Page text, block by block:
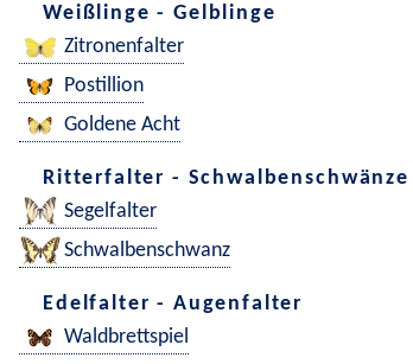
Weißlinge - Gelblinge
Zitronenfalter
Postillion
Goldene Acht
Ritterfalter - Schwalbenschwänze
Segelfalter
Schwalbenschwanz
Edelfalter - Augenfalter
Waldbrettspiel